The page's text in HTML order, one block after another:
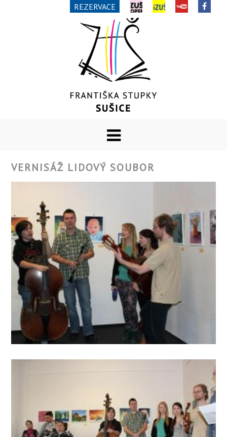
REZERVACE
VERNISÁŽ LIDOVÝ SOUBOR